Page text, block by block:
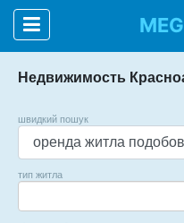
Недвижимость
швидкий пошук
тип житла